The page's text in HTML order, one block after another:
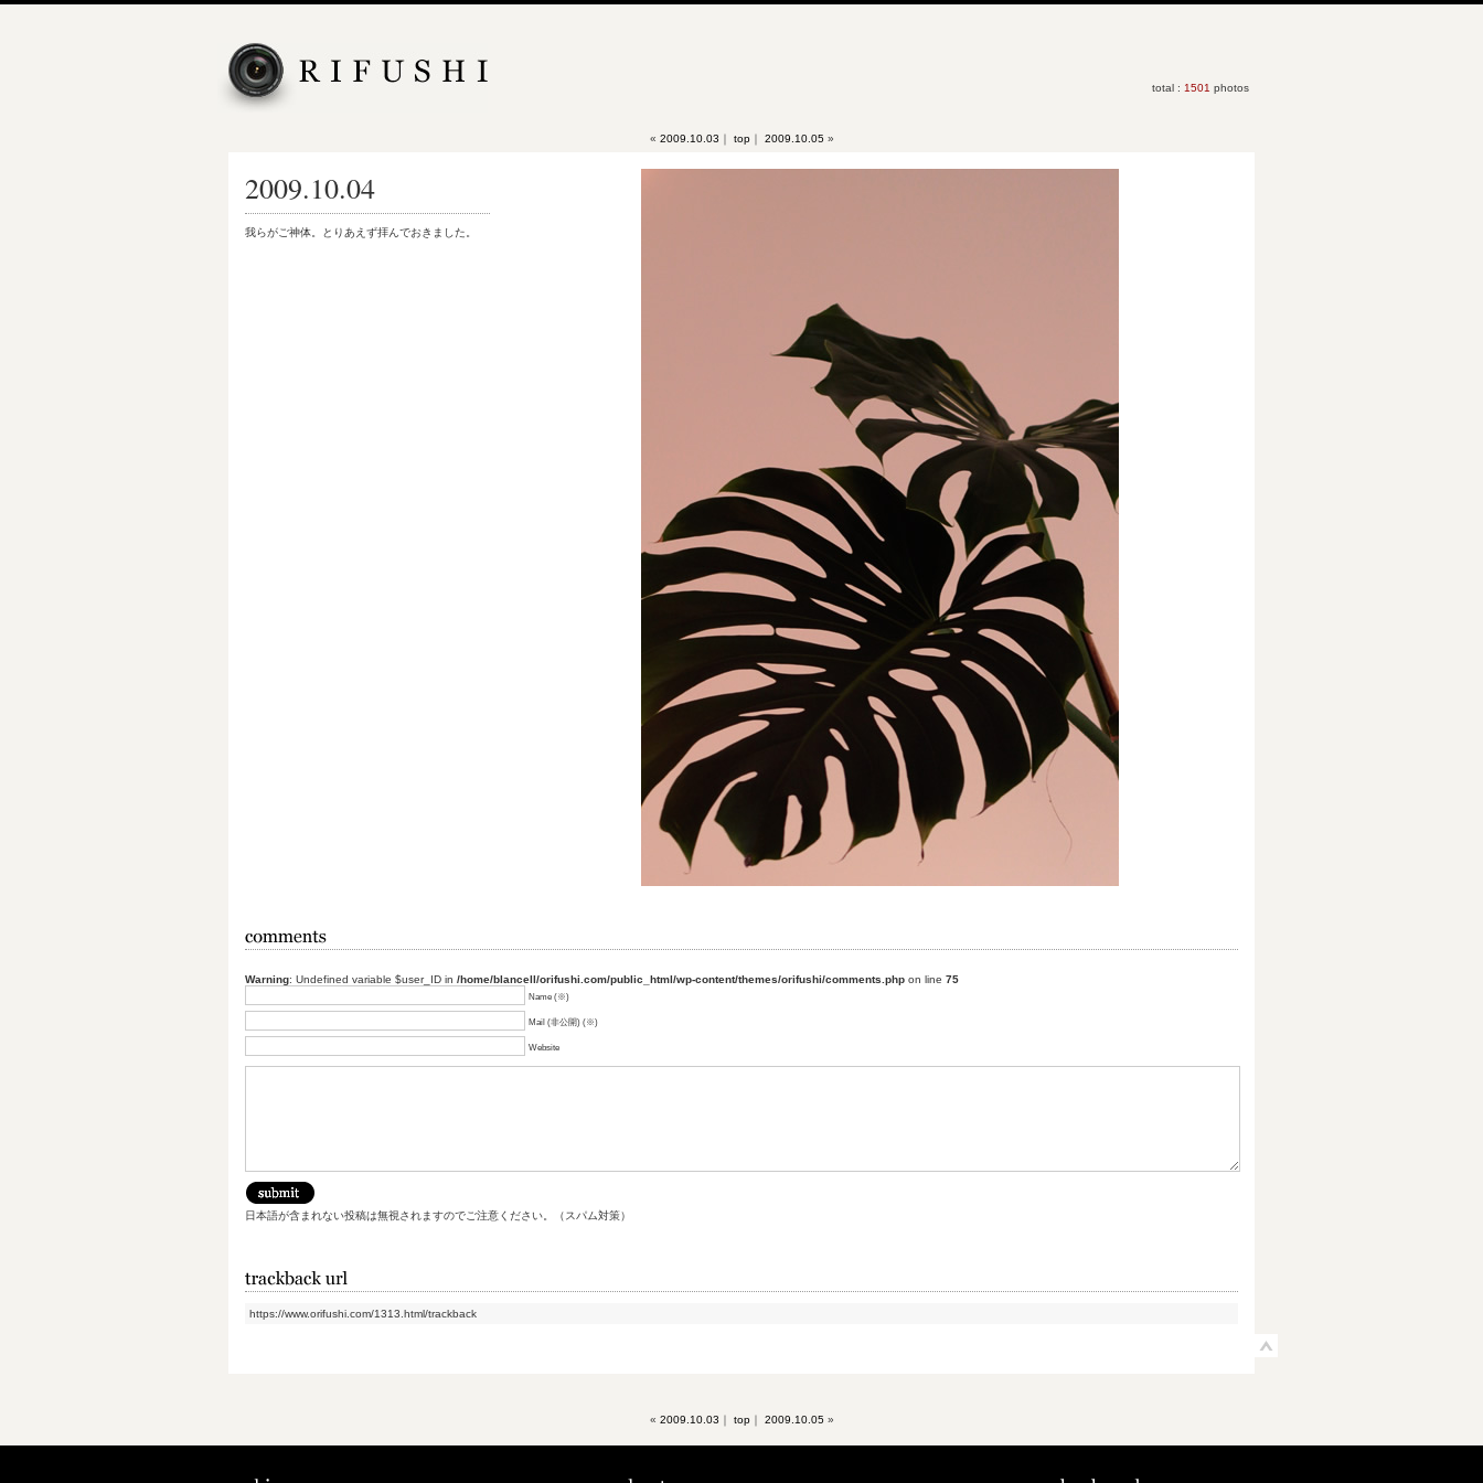
total : 1501 photos
« 2009.10.03 ｜ top｜ 2009.10.05»
2009.10.04
我らがご神体。とりあえず拝んでおきました。
Warning: Undefined variable $user_ID in /home/blancell/orifushi.com/public_html/wp-content/themes/orifushi/comments.php on line 75
Name (※)
Mail (非公開) (※)
Website
日本語が含まれない投稿は無視されますのでご注意ください。（スパム対策）
https://www.orifushi.com/1313.html/trackback
« 2009.10.03 ｜ top｜ 2009.10.05»